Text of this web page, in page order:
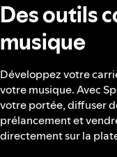
Des outils
musique
Développez votre
votre musique. Avec
votre portée, diffuser
prélancement et
directement sur la